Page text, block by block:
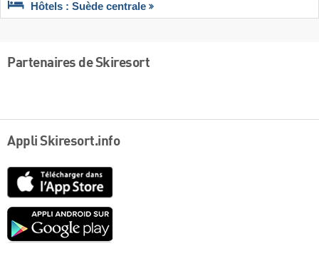
Hôtels : Suède centrale
Partenaires de Skiresort
Appli Skiresort.info
Google